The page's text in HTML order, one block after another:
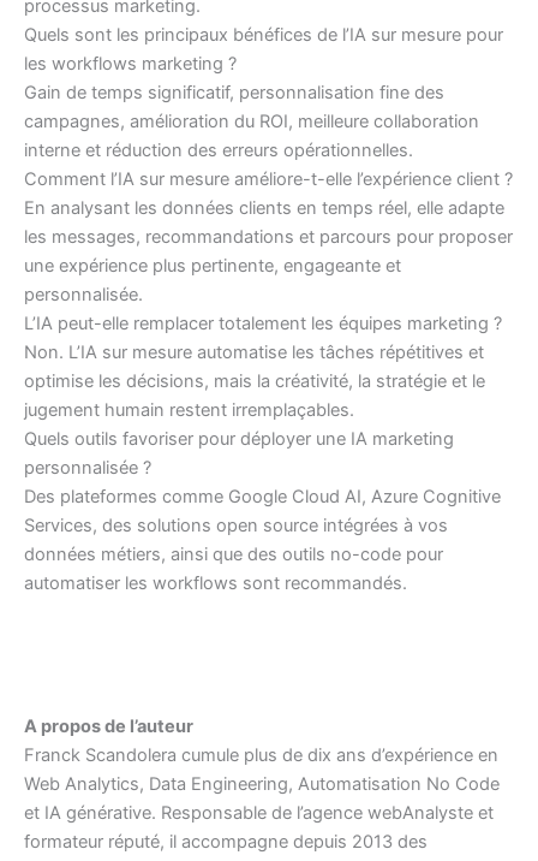
processus marketing.
Quels sont les principaux bénéfices de l’IA sur mesure pour
les workflows marketing ?
Gain de temps significatif, personnalisation fine des
campagnes, amélioration du ROI, meilleure collaboration
interne et réduction des erreurs opérationnelles.
Comment l’IA sur mesure améliore-t-elle l’expérience client ?
En analysant les données clients en temps réel, elle adapte
les messages, recommandations et parcours pour proposer
une expérience plus pertinente, engageante et
personnalisée.
L’IA peut-elle remplacer totalement les équipes marketing ?
Non. L’IA sur mesure automatise les tâches répétitives et
optimise les décisions, mais la créativité, la stratégie et le
jugement humain restent irremplaçables.
Quels outils favoriser pour déployer une IA marketing
personnalisée ?
Des plateformes comme Google Cloud AI, Azure Cognitive
Services, des solutions open source intégrées à vos
données métiers, ainsi que des outils no-code pour
automatiser les workflows sont recommandés.
A propos de l’auteur
Franck Scandolera cumule plus de dix ans d’expérience en
Web Analytics, Data Engineering, Automatisation No Code
et IA générative. Responsable de l’agence webAnalyste et
formateur réputé, il accompagne depuis 2013 des